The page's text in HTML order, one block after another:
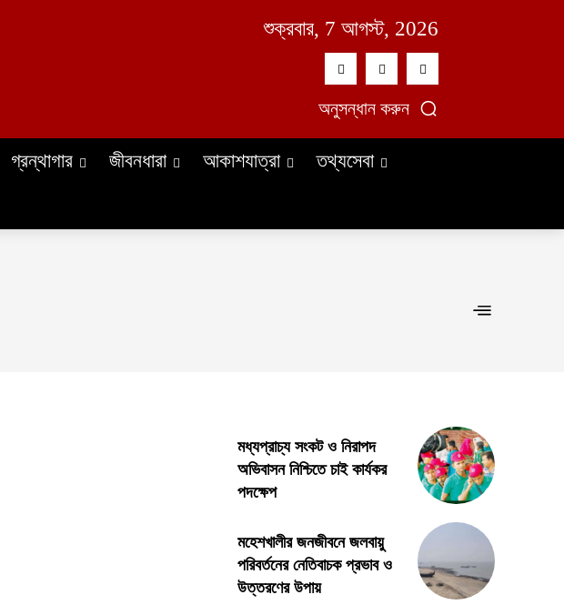
শুক্রবার, 7 আগস্ট, 2026
অনুসন্ধান করুন
গ্রন্থাগার জীবনধারা আকাশযাত্রা
তথ্যসেবা
মধ্যপ্রাচ্য সংকট ও নিরাপদ
অভিবাসন নিশ্চিতে চাই কার্যকর
পদক্ষেপ
মহেশখালীর জনজীবনে জলবায়ু
পরিবর্তনের নেতিবাচক প্রভাব ও
উত্তরণের উপায়